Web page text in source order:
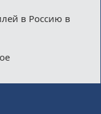
в Россию в